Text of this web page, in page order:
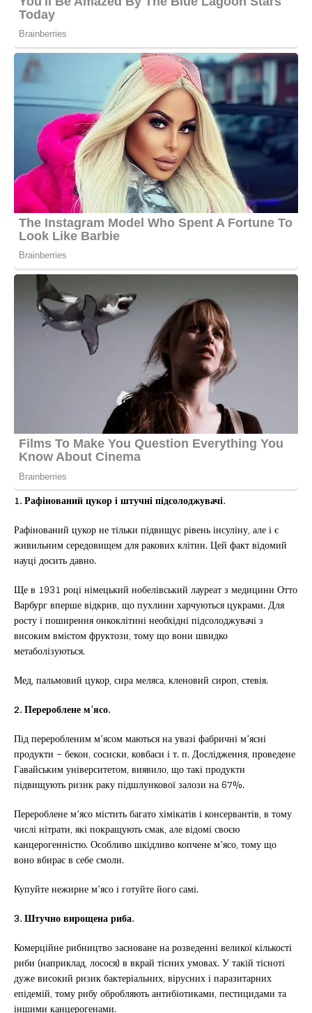
1. Рафінований цукор і штучні підсолоджувачі.
Рафінований цукор не тільки підвищує рівень інсуліну, але і є
живильним середовищем для ракових клітин. Цей факт відомий
науці досить давно.
Ще в 1931 році німецький нобелівський лауреат з медицини Отто
Варбург вперше відкрив, що пухлини харчуються цукрами. Для
росту і поширення онкоклітині необхідні підсолоджувачі з
високим вмістом фруктози, тому що вони швидко
метаболізуються.
Мед, пальмовий цукор, сира меляса, кленовий сироп, стевія.
2. Перероблене м’ясо.
Під переробленим м’ясом маються на увазі фабричні м’ясні
продукти – бекон, сосиски, ковбаси і т. п. Дослідження, проведене
Гавайським університетом, виявило, що такі продукти
підвищують ризик раку підшлункової залози на 67%.
Перероблене м’ясо містить багато хімікатів і консервантів, в тому
числі нітрати, які покращують смак, але відомі своєю
канцерогенністю. Особливо шкідливо копчене м’ясо, тому що
воно вбирає в себе смоли.
Купуйте нежирне м’ясо і готуйте його самі.
3. Штучно вирощена риба.
Комерційне рибництво засноване на розведенні великої кількості
риби (наприклад, лосося) в вкрай тісних умовах. У такій тісноті
дуже високий ризик бактеріальних, вірусних і паразитарних
епідемій, тому рибу обробляють антибіотиками, пестицидами та
іншими канцерогенами.